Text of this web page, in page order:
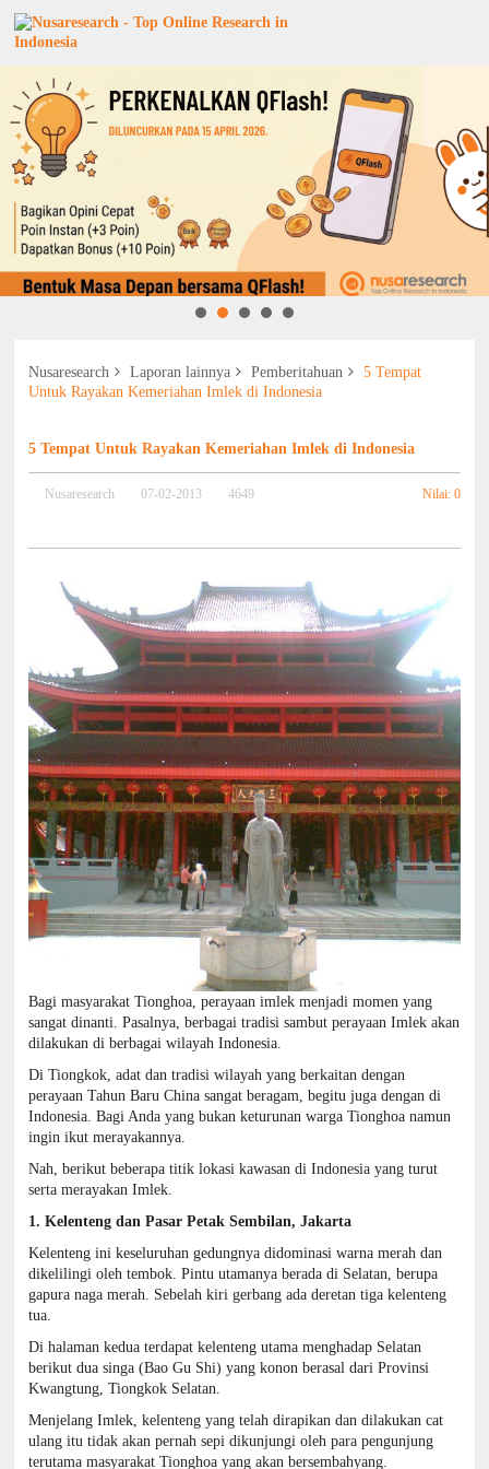
Nusaresearch Laporan lainnya Pemberitahuan
5 Tempat
Untuk Rayakan Kemeriahan Imlek di Indonesia
5 Tempat Untuk Rayakan Kemeriahan Imlek di Indonesia
Nusaresearch 07-02-2013 4649 Nilai: 0
Bagi masyarakat Tionghoa, perayaan imlek menjadi momen yang
sangat dinanti. Pasalnya, berbagai tradisi sambut perayaan Imlek akan
dilakukan di berbagai wilayah Indonesia.
Di Tiongkok, adat dan tradisi wilayah yang berkaitan dengan
perayaan Tahun Baru China sangat beragam, begitu juga dengan di
Indonesia. Bagi Anda yang bukan keturunan warga Tionghoa namun
ingin ikut merayakannya.
Nah, berikut beberapa titik lokasi kawasan di Indonesia yang turut
serta merayakan Imlek.
1. Kelenteng dan Pasar Petak Sembilan, Jakarta
Kelenteng ini keseluruhan gedungnya didominasi warna merah dan
dikelilingi oleh tembok. Pintu utamanya berada di Selatan, berupa
gapura naga merah. Sebelah kiri gerbang ada deretan tiga kelenteng
tua.
Di halaman kedua terdapat kelenteng utama menghadap Selatan
berikut dua singa (Bao Gu Shi) yang konon berasal dari Provinsi
Kwangtung, Tiongkok Selatan.
Menjelang Imlek, kelenteng yang telah dirapikan dan dilakukan cat
ulang itu tidak akan pernah sepi dikunjungi oleh para pengunjung
terutama masyarakat Tionghoa yang akan bersembahyang.